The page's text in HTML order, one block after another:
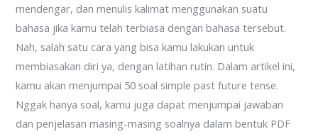
mendengar, dan menulis kalimat menggunakan suatu
bahasa jika kamu telah terbiasa dengan bahasa tersebut.
Nah, salah satu cara yang bisa kamu lakukan untuk
membiasakan diri ya, dengan latihan rutin. Dalam artikel ini,
kamu akan menjumpai 50 soal simple past future tense.
Nggak hanya soal, kamu juga dapat menjumpai jawaban
dan penjelasan masing-masing soalnya dalam bentuk PDF